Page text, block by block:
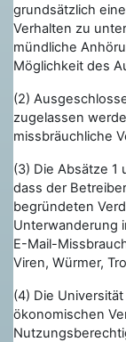
grundsätzlich
Verhalten zu
mündliche
Möglichkeit des
(2)
zugelassen
missbräuchliche
(3) Die Absätze 1
dass der
begründeten
Unterwanderung
E-Mail-
Viren, Würmer,
(4) Die
ökonomischen